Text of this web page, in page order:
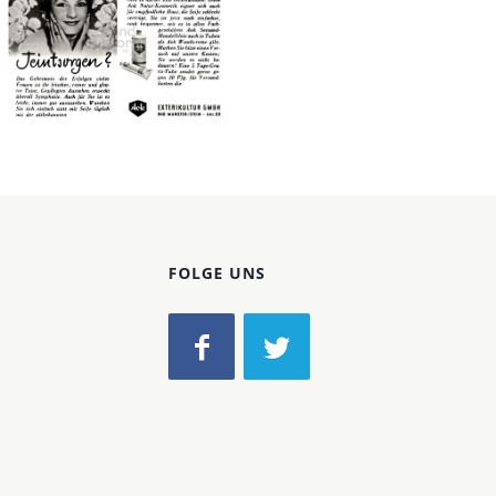
Konzerne
Epoche
Aok-Kosmetik
Henkel Central
Bild-ID: 41544
FOLGE UNS